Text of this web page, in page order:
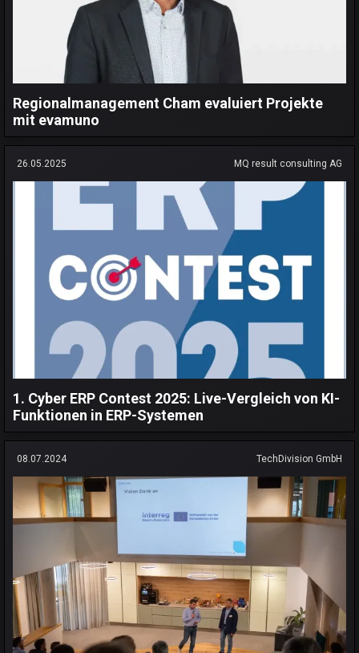
Regionalmanagement Cham evaluiert Projekte
mit evamuno
26.05.2025 MQ result consulting AG
1. Cyber ERP Contest 2025: Live-Vergleich von KI-
Funktionen in ERP-Systemen
08.07.2024 TechDivision GmbH